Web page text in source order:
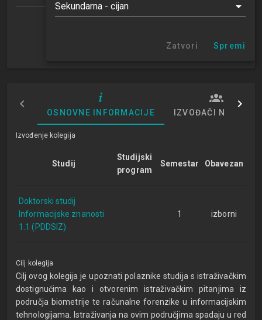
OSNOVNE INFORMACIJE IZVOĐAČI NASTAVE
Izvođenje kolegija
Studij
Studijski
program
Semestar Obavezan
Doktorski studij
Informacijske znanosti
1.1 (PDDSIZ)
1 izborni
Cilj kolegija
Cilj ovog kolegija je upoznati polaznike studija s istraživačkim
dostignućima kao i otvorenim istraživačkim pitanjima iz
područja biometrije te računalne forenzike u informacijskim
tehnologijama. Istraživanja na ovim područjima spadaju u red
Sekundarna - cijan
Zatvori Spremi